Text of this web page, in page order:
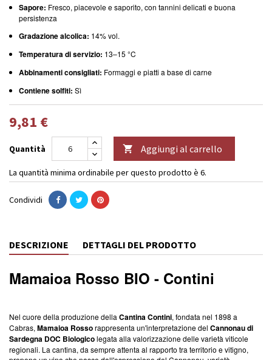
Sapore: Fresco, piacevole e saporito, con tannini delicati e buona
persistenza
Gradazione alcolica: 14% vol.
Temperatura di servizio: 13–15 °C
Abbinamenti consigliati: Formaggi e piatti a base di carne
Contiene solfiti: Sì
9,81 €
Quantità  Aggiungi al carrello
La quantità minima ordinabile per questo prodotto è 6.
Condividi
DESCRIZIONE DETTAGLI DEL PRODOTTO
Mamaioa Rosso BIO - Contini
Nel cuore della produzione della Cantina Contini, fondata nel 1898 a
Cabras, Mamaioa Rossorappresenta un'interpretazione del Cannonau di
Sardegna DOC Biologicolegata alla valorizzazione delle varietà viticole
regionali. La cantina, da sempre attenta al rapporto tra territorio e vitigno,